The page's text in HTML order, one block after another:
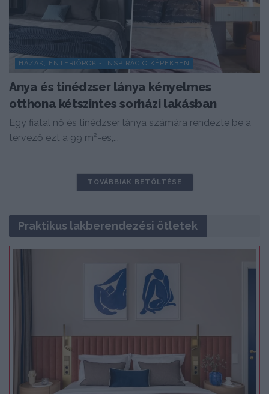
HÁZAK, ENTERIŐRÖK - INSPIRÁCIÓ KÉPEKBEN
Anya és tinédzser lánya kényelmes
otthona kétszintes sorházi lakásban
Egy fiatal nő és tinédzser lánya számára rendezte be a
tervező ezt a 99 m²-es,...
TOVÁBBIAK BETÖLTÉSE
Praktikus lakberendezési ötletek